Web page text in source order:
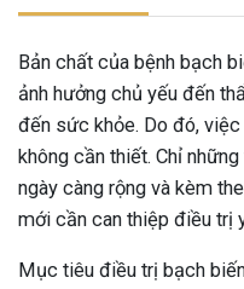
Bản chất của bệnh bạch
ảnh hưởng chủ yếu đến
đến sức khỏe. Do đó,
không cần thiết. Chỉ
ngày càng rộng và kèm
mới cần can thiệp điều trị
Mục tiêu điều trị bạch